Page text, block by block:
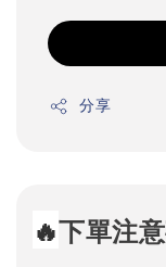
分享
🔥下單注